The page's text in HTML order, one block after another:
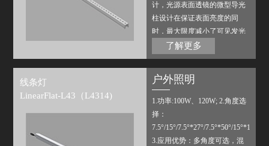
计，光源表面透镜的微型导光
柱设计在保证表面亮度的同
时，最大限度减小了可见发光
表面，增加了视觉舒适度。多
像 素设计，搭配公司内部配置
现多种场景变化。
了解更多
线条灯
LinearFlat-L43（L4314)
户外照明
1.功率:100W、120W; 2.角度选
择：
7.5°/15°/7.5°*27°/7.5°*50°/15°*17°/
3.应用优势：多角度可选，混